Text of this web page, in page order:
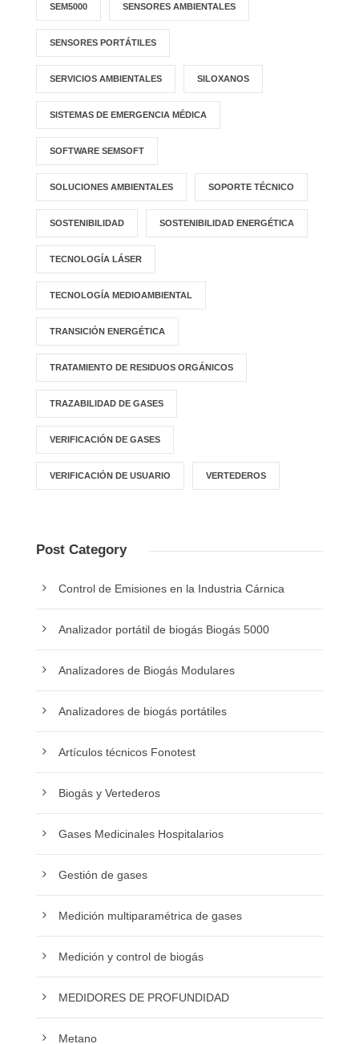
SEM5000 SENSORES AMBIENTALES
SENSORES PORTÁTILES
SERVICIOS AMBIENTALES SILOXANOS
SISTEMAS DE EMERGENCIA MÉDICA
SOFTWARE SEMSOFT
SOLUCIONES AMBIENTALES SOPORTE TÉCNICO
SOSTENIBILIDAD SOSTENIBILIDAD ENERGÉTICA
TECNOLOGÍA LÁSER
TECNOLOGÍA MEDIOAMBIENTAL
TRANSICIÓN ENERGÉTICA
TRATAMIENTO DE RESIDUOS ORGÁNICOS
TRAZABILIDAD DE GASES
VERIFICACIÓN DE GASES
VERIFICACIÓN DE USUARIO VERTEDEROS
Post Category
Control de Emisiones en la Industria Cárnica
Analizador portátil de biogás Biogás 5000
Analizadores de Biogás Modulares
Analizadores de biogás portátiles
Artículos técnicos Fonotest
Biogás y Vertederos
Gases Medicinales Hospitalarios
Gestión de gases
Medición multiparamétrica de gases
Medición y control de biogás
MEDIDORES DE PROFUNDIDAD
Metano